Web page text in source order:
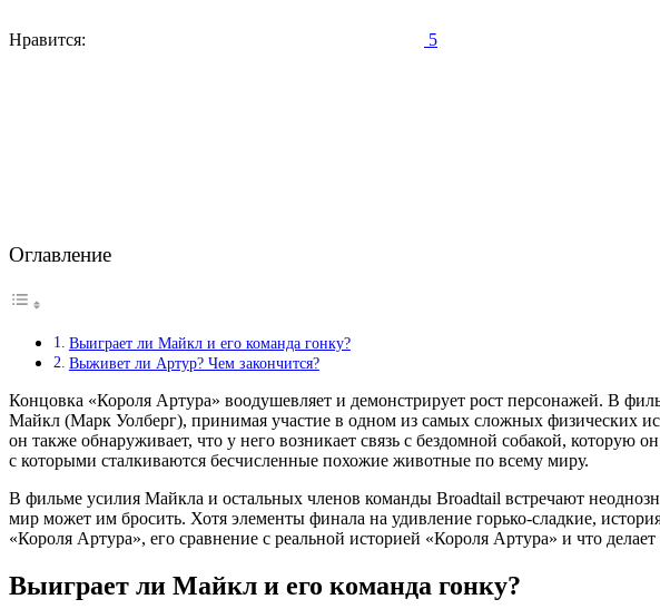
Нравится: 5
Оглавление
Выиграет ли Майкл и его команда гонку?
Выживет ли Артур? Чем закончится?
Концовка «Короля Артура» воодушевляет и демонстрирует рост персонажей. В
Майкл (Марк Уолберг), принимая участие в одном из самых сложных физических
он также обнаруживает, что у него возникает связь с бездомной собакой,
с которыми сталкиваются бесчисленные похожие животные по всему миру.
В фильме усилия Майкла и остальных членов команды Broadtail встречают
мир может им бросить. Хотя элементы финала на удивление горько-сладкие,
«Короля Артура», его сравнение с реальной историей «Короля Артура» и что
Выиграет ли Майкл и его команда гонку?